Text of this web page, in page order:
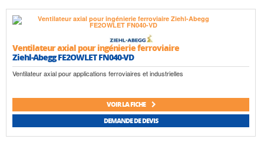
Ventilateur axial pour ingénierie ferroviaire
Ziehl-Abegg FE2OWLET FN040-VD
Ventilateur axial pour applications ferroviaires et industrielles
VOIR LA FICHE
DEMANDE DE DEVIS